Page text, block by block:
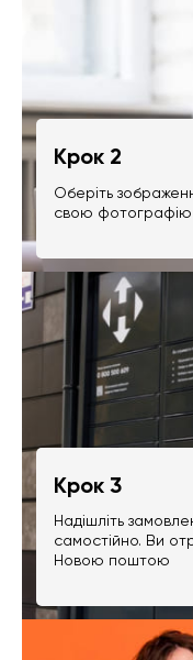
Крок 2
Оберіть
свою фотографію
Крок 3
Надішліть
самостійно. Ви
Новою поштою